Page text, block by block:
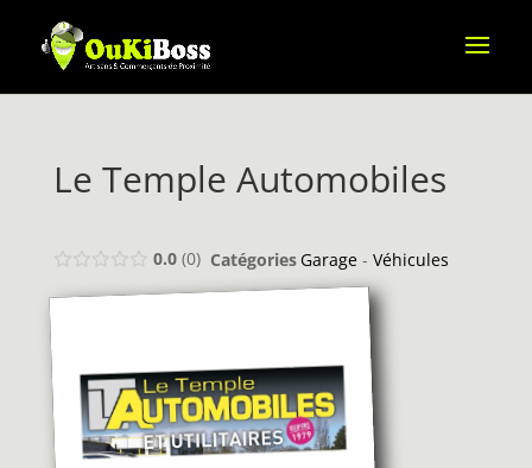
Le Temple Automobiles
0.0 0 Catégories Garage- Véhicules